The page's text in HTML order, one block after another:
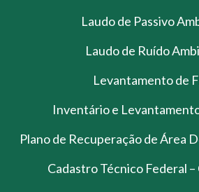
Laudo de Passivo
Laudo de Ruído
Levantamento de
Inventário e
Plano de Recuperação de Área
Cadastro Técnico Federal